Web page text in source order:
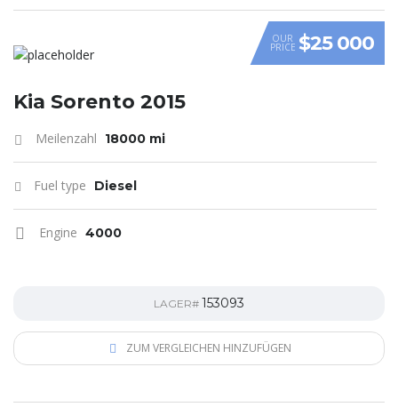
OUR
PRICE $25 000
Kia Sorento 2015
Meilenzahl 18000 mi
Fuel type Diesel
Engine 4000
LAGER# 153093
ZUM VERGLEICHEN HINZUFÜGEN